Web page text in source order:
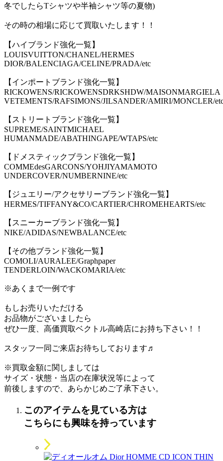
冬でしたらTシャツや半袖シャツ等の夏物)
その時の相場に応じて買取いたします！！
【ハイブランド強化一覧】
LOUISVUITTON/CHANEL/HERMES
DIOR/BALENCIAGA/CELINE/PRADA/etc
【インポートブランド強化一覧】
RICKOWENS/RICKOWENSDRKSHDW/MAISONMARGIELA
VETEMENTS/RAFSIMONS/JILSANDER/AMIRI/MONCLER/
【ストリートブランド強化一覧】
SUPREME/SAINTMICHAEL
HUMANMADE/ABATHINGAPE/WTAPS/etc
【ドメスティックブランド強化一覧】
COMMEdesGARCONS/YOHJIYAMAMOTO
UNDERCOVER/NUMBERNINE/etc
【ジュエリー/アクセサリーブランド強化一覧】
HERMES/TIFFANY&CO/CARTIER/CHROMEHEARTS/etc
【スニーカーブランド強化一覧】
NIKE/ADIDAS/NEWBALANCE/etc
【その他ブランド強化一覧】
COMOLI/AURALEE/Graphpaper
TENDERLOIN/WACKOMARIA/etc
※あくまで一例です
もしお売りいただける
お品物がございましたら
ぜひ一度、高価買取ベクトル高崎店にお持ち下さい！！
スタッフ一同ご来店お待ちしております♬
※買取金額に関しましては
サイズ・状態・当店の在庫状況等によって
前後しますので、あらかじめご了承下さい。
このアイテムを見ている方は
こちらにも興味を持っています